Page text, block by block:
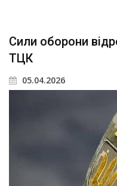
Сили оборони
ТЦК
05.04.2026